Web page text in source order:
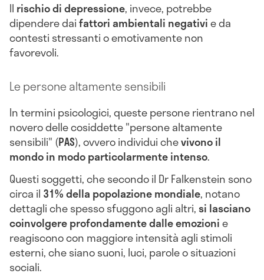
Il rischio di depressione, invece, potrebbe
dipendere daifattori ambientali negativie da
contesti stressanti o emotivamente non
favorevoli.
Le persone altamente sensibili
In termini psicologici, queste persone rientrano nel
novero delle cosiddette "persone altamente
sensibili" (PAS), ovvero individui chevivono il
mondo in modo particolarmente intenso.
Questi soggetti, che secondo il Dr Falkenstein sono
circa il 31% della popolazione mondiale, notano
dettagli che spesso sfuggono agli altri,si lasciano
coinvolgere profondamente dalle emozionie
reagiscono con maggiore intensità agli stimoli
esterni, che siano suoni, luci, parole o situazioni
sociali.